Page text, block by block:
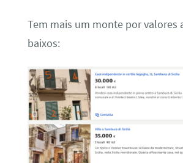
Tem mais um monte por valores
baixos: